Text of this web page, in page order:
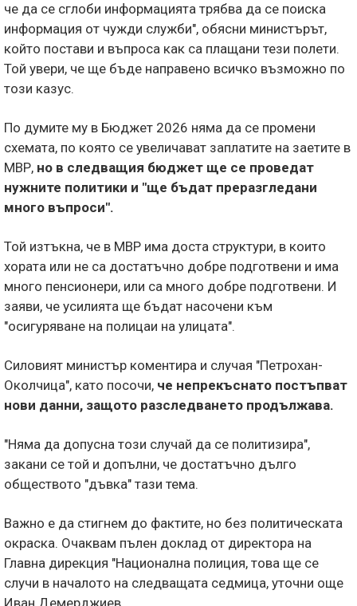
че да се сглоби информацията трябва да се поиска
информация от чужди служби", обясни министърът,
който постави и въпроса как са плащани тези полети.
Той увери, че ще бъде направено всичко възможно по
този казус.
По думите му в Бюджет 2026 няма да се промени
схемата, по която се увеличават заплатите на заетите в
МВР, но в следващия бюджет ще се проведат
нужните политики и "ще бъдат преразгледани
много въпроси".
Той изтъкна, че в МВР има доста структури, в които
хората или не са достатъчно добре подготвени и има
много пенсионери, или са много добре подготвени. И
заяви, че усилията ще бъдат насочени към
"осигуряване на полицаи на улицата".
Силовият министър коментира и случая "Петрохан-
Околчица", като посочи, че непрекъснато постъпват
нови данни, защото разследването продължава.
"Няма да допусна този случай да се политизира",
закани се той и допълни, че достатъчно дълго
обществото "дъвка" тази тема.
Важно е да стигнем до фактите, но без политическата
окраска. Очаквам пълен доклад от директора на
Главна дирекция "Национална полиция, това ще се
случи в началото на следващата седмица, уточни още